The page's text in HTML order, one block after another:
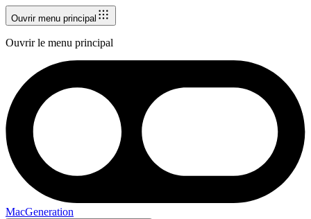
Ouvrir menu principal
Ouvrir le menu principal
MacGeneration